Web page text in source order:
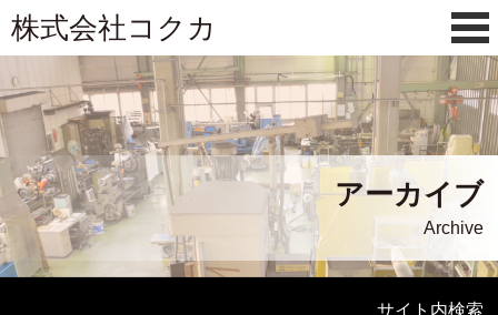
株式会社コクカ
アーカイブ
Archive
サイト内検索